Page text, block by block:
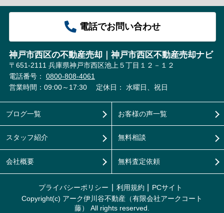
電話でお問い合わせ
神戸市西区の不動産売却｜神戸市西区不動産売却ナビ
〒651-2111 兵庫県神戸市西区池上５丁目１２－１２
電話番号： 0800-808-4061
営業時間：09:00～17:30
定休日： 水曜日、祝日
ブログ一覧
スタッフ紹介
会社概要
お客様の声一覧
無料相談
無料査定依頼
プライバシーポリシー 利用規約
PCサイト
Copyright(c) アーク伊川谷不動産（有限会社アークコート
藤） All rights reserved.